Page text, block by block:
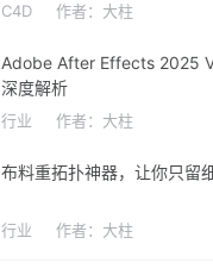
C4D 作者： 大柱
Adobe After Effects 2025
深度解析
行业 作者： 大柱
布料重拓扑神器，让你只留
行业 作者： 大柱